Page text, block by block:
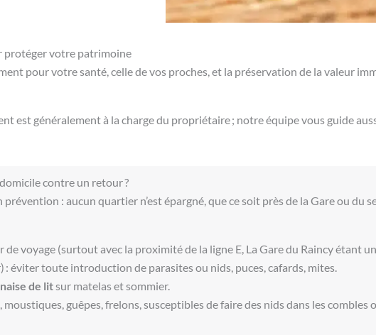
protéger votre patrimoine
pour votre santé, celle de vos proches, et la préservation de la valeur
est généralement à la charge du propriétaire ; notre équipe vous guide
contre un retour ?
prévention : aucun quartier n’est épargné, que ce soit près de la Gare ou du
de voyage (surtout avec la proximité de la ligne E, La Gare du Raincy étant
: éviter toute introduction de parasites ou nids, puces, cafards, mites.
de litsur matelas et sommier.
guêpes, frelons, susceptibles de faire des nids dans les combles